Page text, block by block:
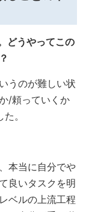
どうやってこの
うのが難しい状
/頼っていくか
。
本当に自分でや
良いタスクを明
ベルの上流工程